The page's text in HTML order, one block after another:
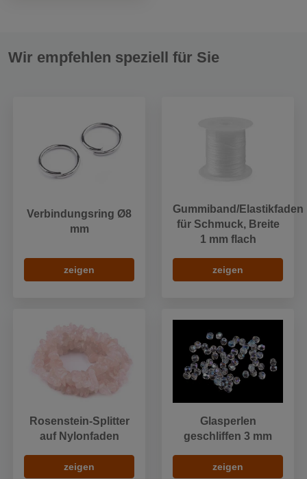
Wir empfehlen speziell für Sie
Verbindungsring Ø8
mm
zeigen
Gummiband/Elastikfaden
für Schmuck, Breite
1 mm flach
zeigen
Rosenstein-Splitter
auf Nylonfaden
zeigen
Glasperlen
geschliffen 3 mm
zeigen